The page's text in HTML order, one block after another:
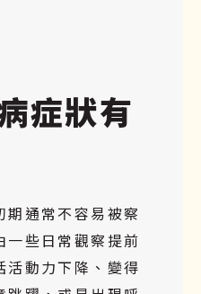
症狀有
期通常不容易被察
一些日常觀察提前
活動力下降、變得